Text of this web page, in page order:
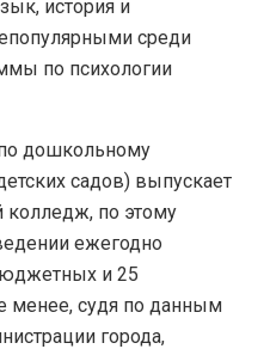
история и
среди
по психологии
дошкольному
садов) выпускает
колледж, по этому
ежегодно
и 25
менее, судя по данным
города,